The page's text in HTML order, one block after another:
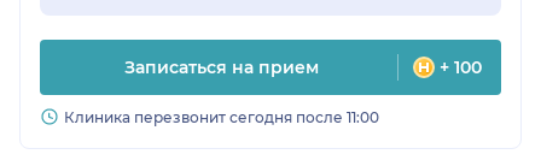
Записаться на прием + 100
Клиника перезвонит сегодня после 11:00